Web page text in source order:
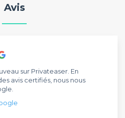
Avis
sur Privateaser. En
avis certifiés, nous nous